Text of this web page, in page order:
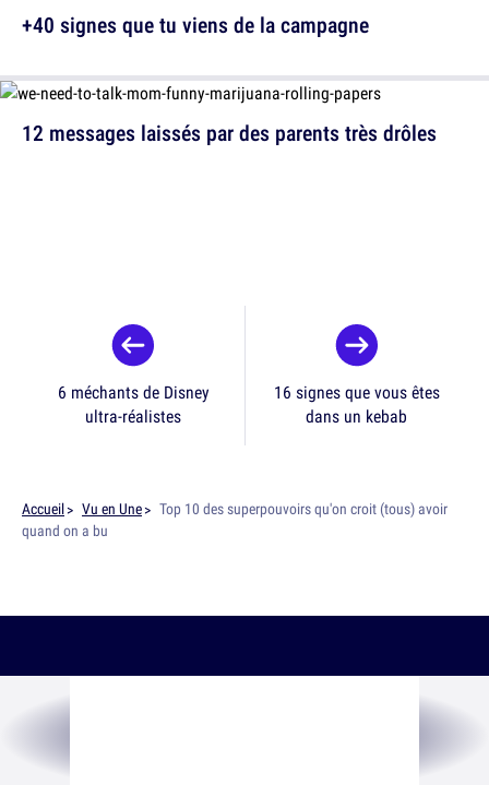
12 messages laissés par des parents très drôles
+40 signes que tu viens de la campagne
6 méchants de Disney
ultra-réalistes
16 signes que vous êtes
dans un kebab
Accueil Vu en Une
Top 10 des superpouvoirs qu'on croit (tous) avoir
quand on a bu